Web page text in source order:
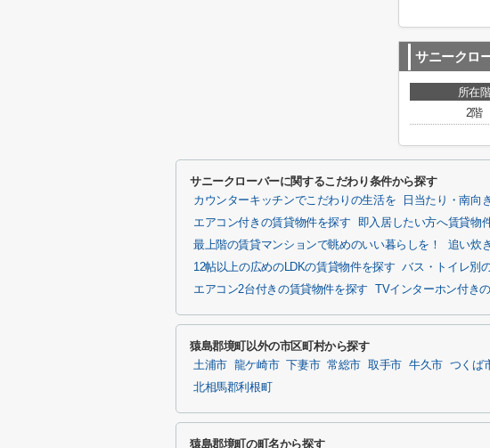
サニークロ
所在
2階
サニークローバーに関するこだわり条件から探す
カウンターキッチンでこだわりの生活を 日当たり・南向
エアコン付きの賃貸物件を探す
即入居したい方へ賃貸物
最上階の賃貸マンションで眺めのいい暮らしを！
追い炊
12帖以上の広めのLDKの賃貸物件を探す
バス・トイレ別
エアコン2台付きの賃貸物件を探す
TVインターホン付き
猿島郡境町以外の市区町村から探す
土浦市 龍ケ崎市 下妻市 常総市 取手市 牛久市 つくば
北相馬郡利根町
猿島郡境町の町名から探す